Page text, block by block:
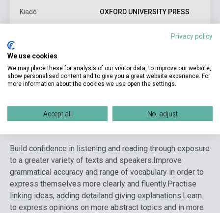
Kiadó OXFORD UNIVERSITY PRESS
Nyelv Angol
Korosztály felnőtt
Részletes leírás Kapcsolódó linkek Vélemények
Build confidence in listening and reading through exposure
to a greater variety of texts and speakers. Improve
grammatical accuracy and range of vocabulary in order to
express themselves more clearly and fluently. Practise
linking ideas, adding detailand giving explanations. Learn
to express opinions on more abstract topics and in more
Privacy policy
We use cookies
We may place these for analysis of our visitor data, to improve our website,
show personalised content and to give you a great website experience. For
more information about the cookies we use open the settings.
Accept all No, adjust